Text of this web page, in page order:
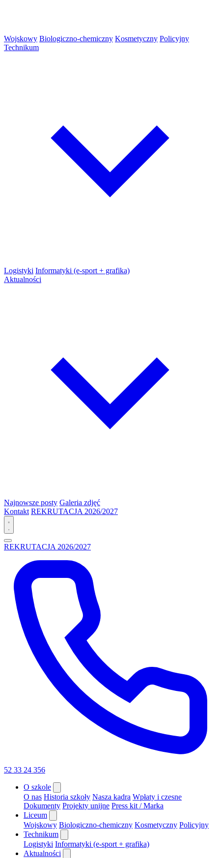
Wojskowy Biologiczno-chemiczny Kosmetyczny Policyjny
Technikum
Logistyki Informatyki (e-sport + grafika)
Aktualności
Najnowsze posty Galeria zdjęć
Kontakt REKRUTACJA 2026/2027
REKRUTACJA 2026/2027
52 33 24 356
O szkole
O nas Historia szkoły Nasza kadra Wpłaty i czesne
Dokumenty Projekty unijne Press kit / Marka
Liceum
Wojskowy Biologiczno-chemiczny Kosmetyczny Policyjny
Technikum
Logistyki Informatyki (e-sport + grafika)
Aktualności